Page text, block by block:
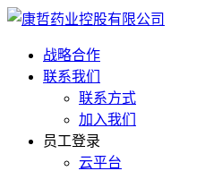
战略合作
联系我们
联系方式
加入我们
员工登录
云平台